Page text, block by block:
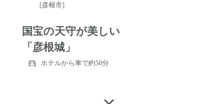
[彦根市]
国宝の天守が美しい
「彦根城」
ホテルから車で約50分